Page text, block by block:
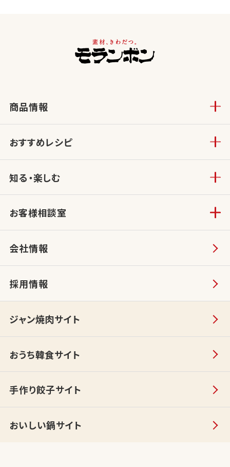
商品情報
おすすめレシピ
知る・楽しむ
お客様相談室
会社情報
採用情報
ジャン焼肉サイト
おうち韓食サイト
手作り餃子サイト
おいしい鍋サイト